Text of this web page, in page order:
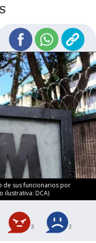
de sus funcionarios por
ilustrativa: DCA)
3 2